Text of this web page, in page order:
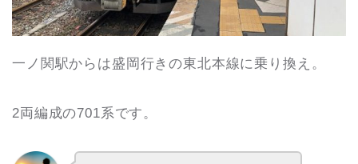
一ノ関駅からは盛岡行きの東北本線に乗り換え。
2両編成の701系です。